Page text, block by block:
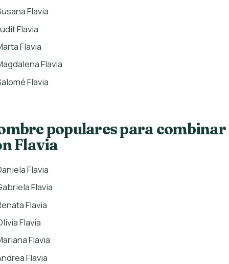
Flavia
Flavia
Flavia
Flavia
Flavia
populares para combinar
Flavia
Flavia
Flavia
Flavia
Flavia
Flavia
Flavia